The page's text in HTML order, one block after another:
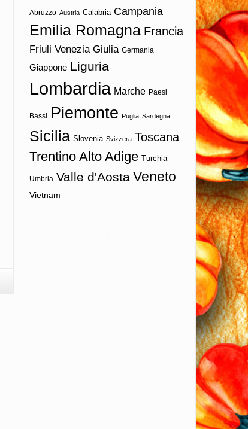
Abruzzo Austria Calabria Campania
Emilia Romagna Francia
Friuli Venezia Giulia Germania
Giappone Liguria
Lombardia Marche Paesi
Bassi Piemonte Puglia Sardegna
Sicilia Slovenia Svizzera Toscana
Trentino Alto Adige Turchia
Umbria Valle d'Aosta Veneto
Vietnam